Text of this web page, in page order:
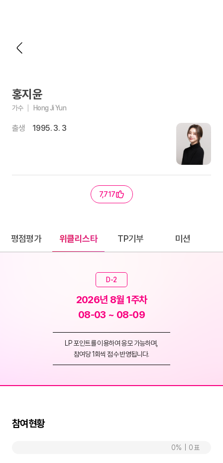
홍지윤
가수 Hong Ji Yun
출생 1995. 3. 3
7,717
평점평가 위클리스타 TP기부 미션
D-2
2026년 8월 1주차
08-03 ~ 08-09
LP 포인트를 이용하여 응모 가능하며,
참여당 1회씩 점수 반영됩니다.
참여현황
0 0